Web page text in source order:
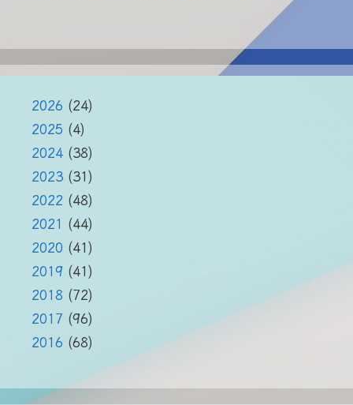
2026 (24)
2025 (4)
2024 (38)
2023 (31)
2022 (48)
2021 (44)
2020 (41)
2019 (41)
2018 (72)
2017 (96)
2016 (68)